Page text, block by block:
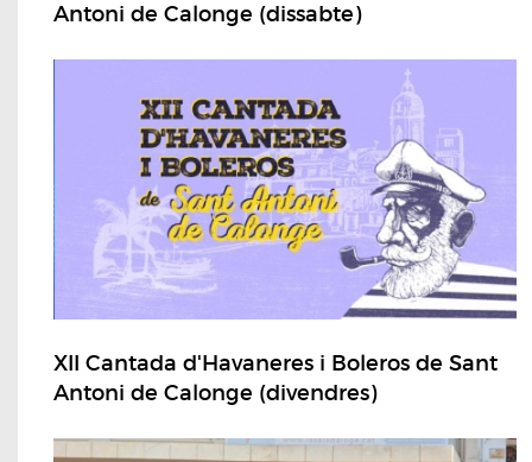
Antoni de Calonge (dissabte)
XII Cantada d'Havaneres i Boleros de Sant
Antoni de Calonge (divendres)